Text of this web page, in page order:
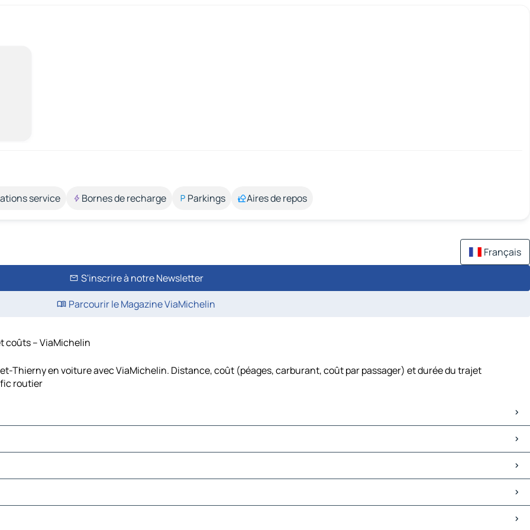
service Bornes de recharge Parkings Aires de repos
Français
S'inscrire à notre Newsletter
Parcourir le Magazine ViaMichelin
coûts – ViaMichelin
Thierny en voiture avec ViaMichelin. Distance, coût (péages, carburant, coût par passager) et durée du trajet
routier